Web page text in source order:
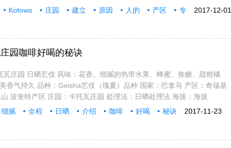
2017-12-01
Kotowo 庄园 建立 原因 人的 产区 专
园咖啡好喝的秘诀
瓦庄园 日晒艺伎 风味：花香、细腻的热带水果、蜂蜜、焦糖、甜柑橘
香气持久 品种：Geisha艺伎（瑰夏）品种 国家：巴拿马 产区：奇瑞基
波奎特产区 庄园：卡托瓦庄园 处理法：日晒处理法 海拔：海拔
2017-11-23
细腻 全程 日晒 介绍 咖啡 好喝
秘诀